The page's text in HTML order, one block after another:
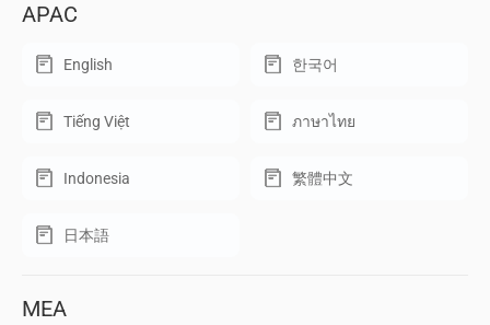
APAC
English 한국어
Tiếng Việt ภาษาไทย
Indonesia 繁體中文
日本語
MEA